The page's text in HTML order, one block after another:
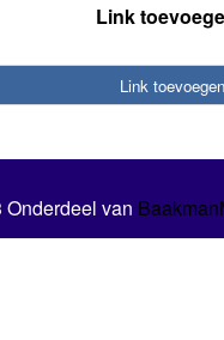
Link
Link toevoegen
van